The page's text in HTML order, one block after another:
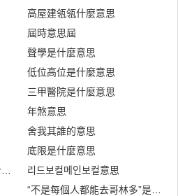
意思
高屋建瓴瓴什麼意思
屆時意思屆
聲學是什麼意思
低位高位是什麼意思
三甲醫院是什麼意思
年煞意思
舍我其誰的意思
底限是什麼意思
리드보컬메인보컬意思
“不是每個人都能去哥林多”是什麼